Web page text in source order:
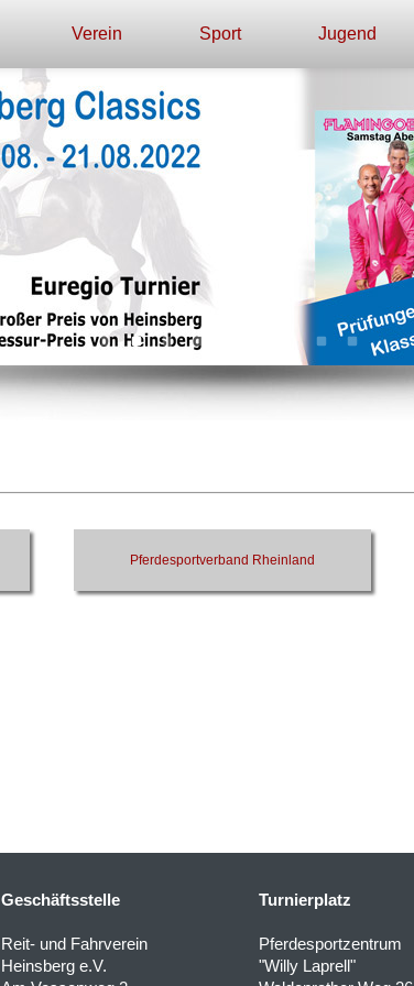
Verein Sport Jugend
Pferdesportverband Rheinland
Geschäftsstelle
Reit- und Fahrverein
Heinsberg e.V.
Turnierplatz
Pferdesportzentrum
"Willy Laprell"